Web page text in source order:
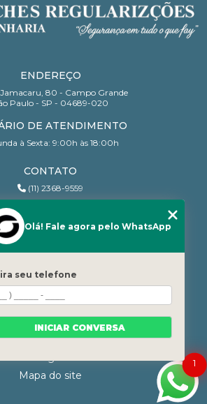
ENDEREÇO
80 - Campo Grande
Paulo - SP - 04689-020
DE ATENDIMENTO
à Sexta: 9:00h às 18:00h
CONTATO
(11) 2368-9559
Quem Somos
Blog
Serviços
Contato
Mapa do site
1
Olá! Fale agora pelo WhatsApp
seu telefone
INICIAR CONVERSA